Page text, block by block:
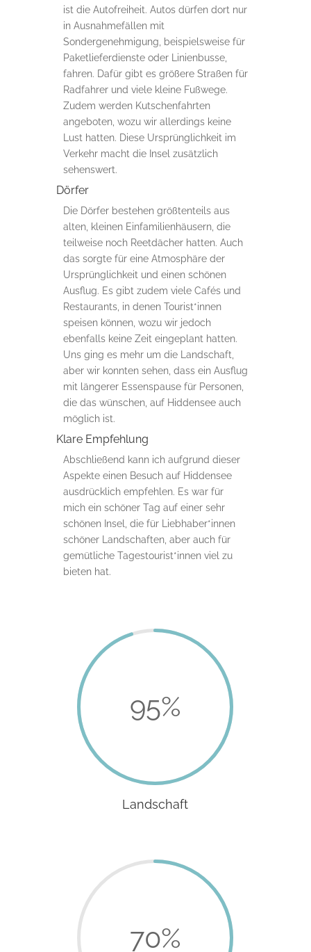
ist die Autofreiheit. Autos dürfen dort nur
in Ausnahmefällen mit
Sondergenehmigung, beispielsweise für
Paketlieferdienste oder Linienbusse,
fahren. Dafür gibt es größere Straßen für
Radfahrer und viele kleine Fußwege.
Zudem werden Kutschenfahrten
angeboten, wozu wir allerdings keine
Lust hatten. Diese Ursprünglichkeit im
Verkehr macht die Insel zusätzlich
sehenswert.
Dörfer
Die Dörfer bestehen größtenteils aus
alten, kleinen Einfamilienhäusern, die
teilweise noch Reetdächer hatten. Auch
das sorgte für eine Atmosphäre der
Ursprünglichkeit und einen schönen
Ausflug. Es gibt zudem viele Cafés und
Restaurants, in denen Tourist*innen
speisen können, wozu wir jedoch
ebenfalls keine Zeit eingeplant hatten.
Uns ging es mehr um die Landschaft,
aber wir konnten sehen, dass ein Ausflug
mit längerer Essenspause für Personen,
die das wünschen, auf Hiddensee auch
möglich ist.
Klare Empfehlung
Abschließend kann ich aufgrund dieser
Aspekte einen Besuch auf Hiddensee
ausdrücklich empfehlen. Es war für
mich ein schöner Tag auf einer sehr
schönen Insel, die für Liebhaber*innen
schöner Landschaften, aber auch für
gemütliche Tagestourist*innen viel zu
bieten hat.
95%
Landschaft
70%